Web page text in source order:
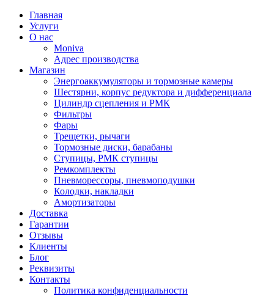
Главная
Услуги
О нас
Moniva
Адрес производства
Магазин
Энергоаккумуляторы и тормозные камеры
Шестярни, корпус редуктора и дифференциала
Цилиндр сцепления и РМК
Фильтры
Фары
Трещетки, рычаги
Тормозные диски, барабаны
Ступицы, РМК ступицы
Ремкомплекты
Пневморессоры, пневмоподушки
Колодки, накладки
Амортизаторы
Доставка
Гарантии
Отзывы
Клиенты
Блог
Реквизиты
Контакты
Политика конфиденциальности